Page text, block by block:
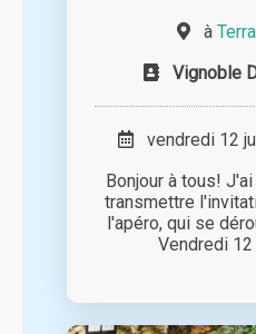
à
Vignoble
vendredi 12
Bonjour à tous!
transmettre
l'apéro, qui se
Vendredi 12